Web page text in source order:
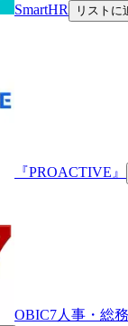
SmartHR リストに
『PROACTIVE』
OBIC7人事・総